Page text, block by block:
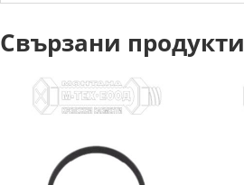
Свързани продукти